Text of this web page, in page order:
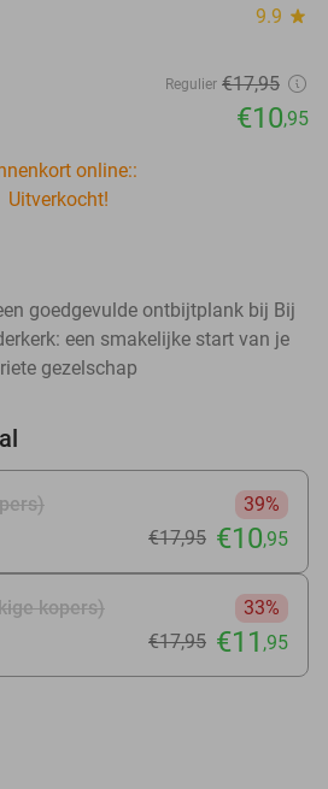
9.9 star
Regulier €17,95
€10,95
online::
Uitverkocht!
goedgevulde ontbijtplank bij Bij
een smakelijke start van je
gezelschap
39%
€17,95 €10,95
kopers)
33%
€17,95 €11 ,95